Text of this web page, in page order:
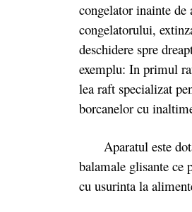
congelator inainte de
congelatorului,
deschidere spre
exemplu: In primul
lea raft specializat
borcanelor cu
Aparatul este
balamale glisante ce
cu usurinta la